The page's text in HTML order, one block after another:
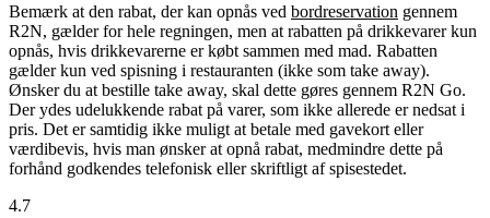
Bemærk at den rabat, der kan opnås ved bordreservation gennem
R2N, gælder for hele regningen, men at rabatten på drikkevarer kun
opnås, hvis drikkevarerne er købt sammen med mad. Rabatten
gælder kun ved spisning i restauranten (ikke som take away).
Ønsker du at bestille take away, skal dette gøres gennem R2N Go.
Der ydes udelukkende rabat på varer, som ikke allerede er nedsat i
pris. Det er samtidig ikke muligt at betale med gavekort eller
værdibevis, hvis man ønsker at opnå rabat, medmindre dette på
forhånd godkendes telefonisk eller skriftligt af spisestedet.
4.7